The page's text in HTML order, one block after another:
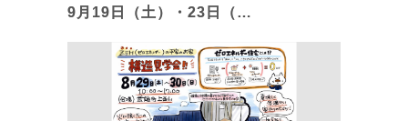
9月19日（土）・23日（…